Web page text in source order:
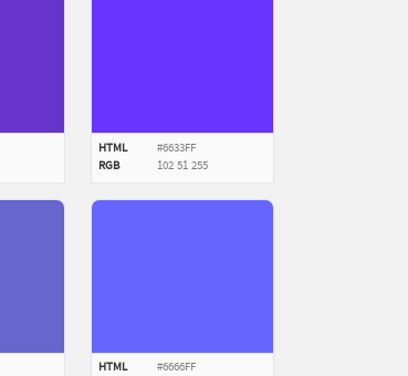
HTML
#6633FF
RGB
102 51 255
HTML
#6666FF